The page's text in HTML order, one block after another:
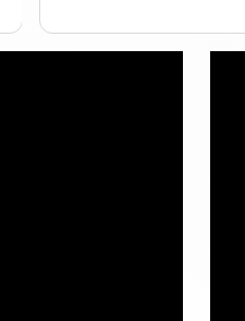
איך לתחזק את